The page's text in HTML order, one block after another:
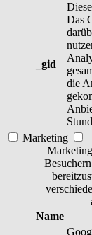
_gid
Das
die
Marketing
Name